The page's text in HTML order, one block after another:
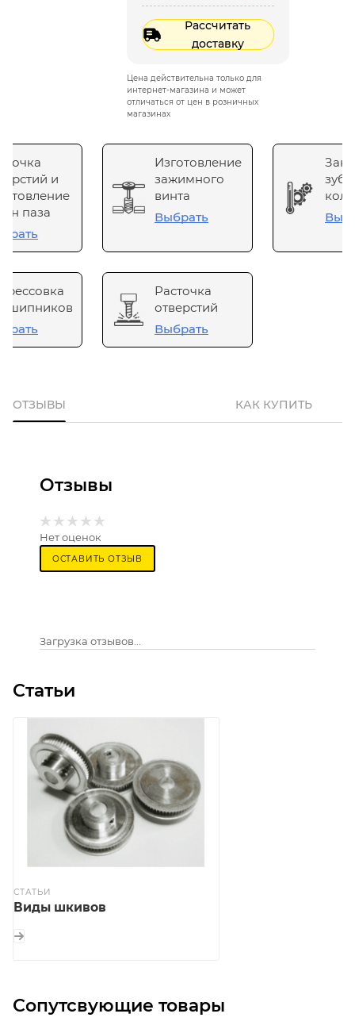
Рассчитать
доставку
Цена действительна только для
интернет-магазина и может
отличаться от цен в розничных
магазинах
и
паза
Изготовление
зажимного
винта
Выбрать
Расточка
отверстий
Выбрать
ОТЗЫВЫ КАК КУПИТЬ
Отзывы
Нет оценок
ОСТАВИТЬ ОТЗЫВ
Загрузка отзывов...
Статьи
СТАТЬИ
Виды шкивов
Сопутсвующие товары